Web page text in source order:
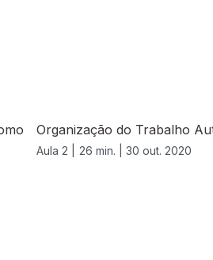
Organização do Trabalho
Aula 2 | 26 min. | 30 out. 2020